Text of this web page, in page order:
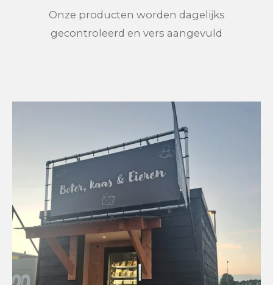
Onze producten worden dagelijks
gecontroleerd en vers aangevuld